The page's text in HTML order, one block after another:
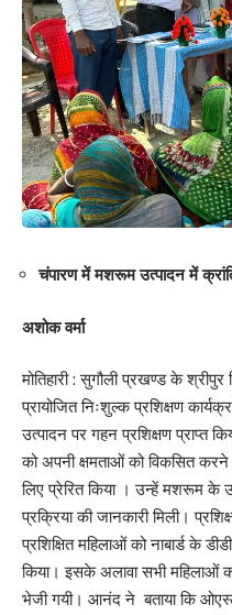
चंपारण में मशरूम उत्पादन में
अशोक वर्मा
मोतिहारी : सुगौली प्रखण्ड के श्रीपुर
प्रायोजित निःशुल्क प्रशिक्षण
उत्पादन पर गहन प्रशिक्षण प्राप्त
को अपनी क्षमताओं को विकसित
लिए प्रेरित किया । उन्हें मशरूम के
प्रक्रिया की जानकारी मिली।
प्रशिक्षित महिलाओं को नाबार्ड के
किया। इसके अलावा सभी महिलाओं
भेजी गयी। आनंद ने बताया कि